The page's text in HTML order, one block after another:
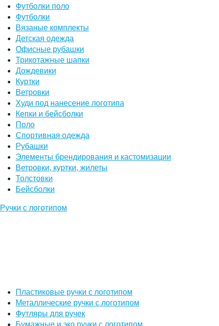
Футболки поло
Футболки
Вязаные комплекты
Детская одежда
Офисные рубашки
Трикотажные шапки
Дождевики
Куртки
Ветровки
Худи под нанесение логотипа
Кепки и бейсболки
Поло
Спортивная одежда
Рубашки
Элементы брендирования и кастомизации
Ветровки, куртки, жилеты
Толстовки
Бейсболки
Ручки с логотипом
Пластиковые ручки с логотипом
Металлические ручки с логотипом
Футляры для ручек
Бумажные и эко ручки с логотипом